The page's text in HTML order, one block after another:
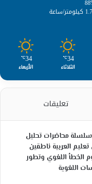
ساعة
34
℃
الثلاثاء
34
℃
الأربعاء
تعليقات
سلسلة محاضرات تحليل
العربية ناطقين
الخطأ اللغوي وتطور
اللغوية